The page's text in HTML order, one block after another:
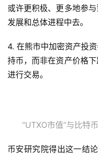
或许更积极、更多地参
发展和总体进程中去。
4. 在熊市中加密资产投
持币，而非在资产价格
进行交易。
“UTXO市值”与比特
币安研究院得出这一结